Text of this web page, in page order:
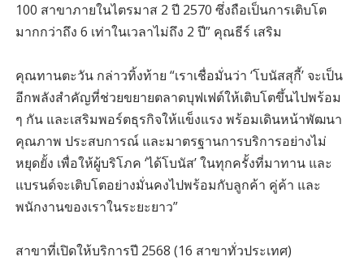
100 สาขาภายในไตรมาส 2 ปี 2570 ซึ่งถือเป็นการเติบโต
มากกว่าถึง 6 เท่าในเวลาไม่ถึง 2 ปี” คุณธีร์ เสริม
คุณทานตะวัน กล่าวทิ้งท้าย “เราเชื่อมั่นว่า ‘โบนัสสุกี้’ จะเป็น
อีกพลังสำคัญที่ช่วยขยายตลาดบุฟเฟต์ให้เติบโตขึ้นไปพร้อม
ๆ กัน และเสริมพอร์ตธุรกิจให้แข็งแรง พร้อมเดินหน้าพัฒนา
คุณภาพ ประสบการณ์ และมาตรฐานการบริการอย่างไม่
หยุดยั้ง เพื่อให้ผู้บริโภค ‘ได้โบนัส’ ในทุกครั้งที่มาทาน และ
แบรนด์จะเติบโตอย่างมั่นคงไปพร้อมกับลูกค้า คู่ค้า และ
พนักงานของเราในระยะยาว”
สาขาที่เปิดให้บริการปี 2568 (16 สาขาทั่วประเทศ)